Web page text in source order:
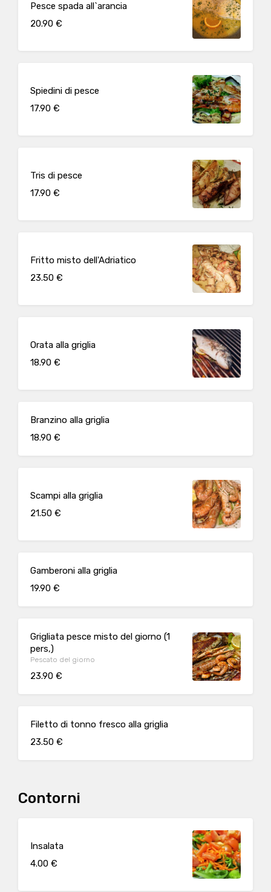
Pesce spada all`arancia
20.90 €
Spiedini di pesce
17.90 €
Tris di pesce
17.90 €
Fritto misto dell'Adriatico
23.50 €
Orata alla griglia
18.90 €
Branzino alla griglia
18.90 €
Scampi alla griglia
21.50 €
Gamberoni alla griglia
19.90 €
Grigliata pesce misto del giorno (1
pers,)
Pescato del giorno
23.90 €
Filetto di tonno fresco alla griglia
23.50 €
Contorni
Insalata
4.00 €